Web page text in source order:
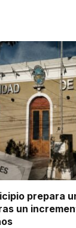
prepara
un